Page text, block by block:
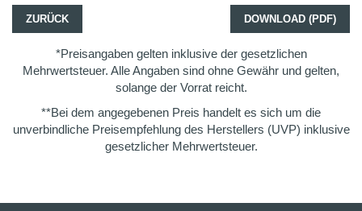
ZURÜCK DOWNLOAD (PDF)
*Preisangaben gelten inklusive der gesetzlichen
Mehrwertsteuer. Alle Angaben sind ohne Gewähr und gelten,
solange der Vorrat reicht.
**Bei dem angegebenen Preis handelt es sich um die
unverbindliche Preisempfehlung des Herstellers (UVP) inklusive
gesetzlicher Mehrwertsteuer.